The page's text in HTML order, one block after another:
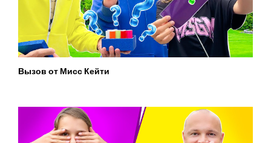
Вызов от Мисс Кейти